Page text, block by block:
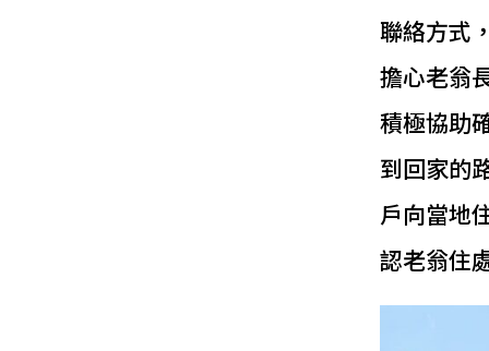
聯絡方式
擔心老翁
積極協助
到回家的
戶向當地
認老翁住